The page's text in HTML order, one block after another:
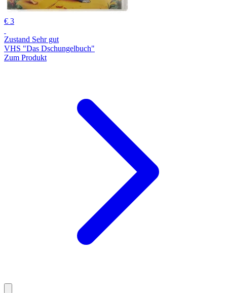
€ 3
Zustand Sehr gut
VHS "Das Dschungelbuch"
Zum Produkt